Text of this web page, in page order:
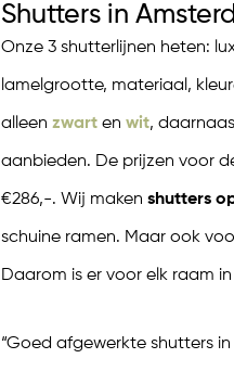
Shutters in
Onze 3 shutterlijnen heten:
lamelgrootte, materiaal,
alleen zwart en wit,
aanbieden. De prijzen voor
€286,-. Wij maken shutters
schuine ramen. Maar ook
Daarom is er voor elk raam
“Goed afgewerkte shutters